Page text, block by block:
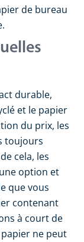
de bureau
durable,
et le papier
du prix, les
toujours
cela, les
option et
que vous
contenant
à court de
ne peut